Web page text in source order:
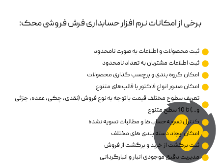
برخی از امکانات نرم افزار حسابداری فرش فروشی محک:
ثبت محصولات و اطلاعات به صورت نامحدود
ثبت اطلاعات مشتریان به تعداد نامحدود
امکان گروه بندی و برچسب گذاری محصولات
امکان صدور انواع فاکتور با قالب‌های متنوع
تعریف سطوح مختلف قیمت با توجه به نوع فروش (نقدی، چکی، عمده، جزئی
و...) تا 10 سطح متنوع
کنترل تسویه‌حساب‌ها و مطالبات تسویه نشده‌
امکان ایجاد دسته بندی های مختلف
ثبت برگشت از خرید و برگشت از فروش
مدیریت دقیق موجودی انبار و انبارگردانی